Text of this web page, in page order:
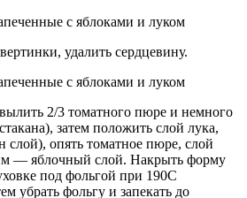
удалить сердцевину.
2/3 томатного пюре и немного
затем положить слой лука,
слой), опять томатное пюре, слой
— яблочный слой. Накрыть форму
под фольгой при 190С
убрать фольгу и запекать до